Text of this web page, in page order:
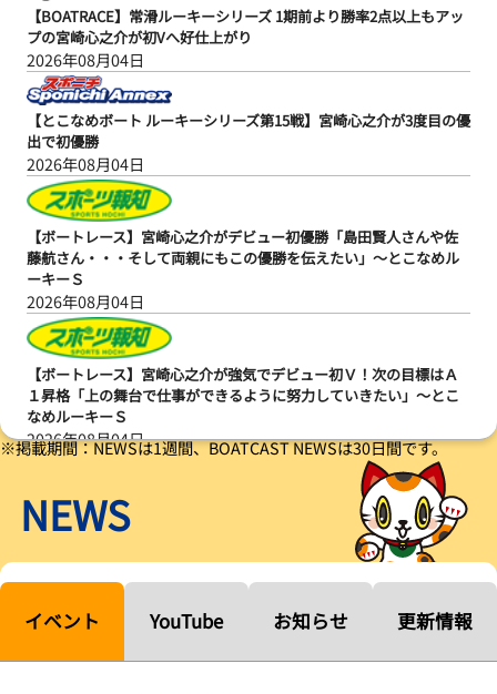
【BOATRACE】常滑ルーキーシリーズ 1期前より勝率2点以上もアッ
プの宮崎心之介が初Vへ好仕上がり
2026年08月04日
【とこなめボート ルーキーシリーズ第15戦】宮崎心之介が3度目の優
出で初優勝
2026年08月04日
【ボートレース】宮崎心之介がデビュー初優勝「島田賢人さんや佐
藤航さん・・・そして両親にもこの優勝を伝えたい」～とこなめル
ーキーＳ
2026年08月04日
【ボートレース】宮崎心之介が強気でデビュー初Ｖ！次の目標はＡ
１昇格「上の舞台で仕事ができるように努力していきたい」～とこ
なめルーキーＳ
2026年08月04日
【ルーキーシリーズ第15戦】塚越海斗「伸びを生かす方向で」4カド
から攻める／とこなめボートレース
【常滑ボート・ルーキーＳ】宮崎心之介 うれしいデビュー初優勝
「このままＡ１になれるように」
2026年08月04日
※掲載期間：NEWSは1週間、BOATCAST NEWSは30日間です。
NEWS
イベント YouTube お知らせ 更新情報